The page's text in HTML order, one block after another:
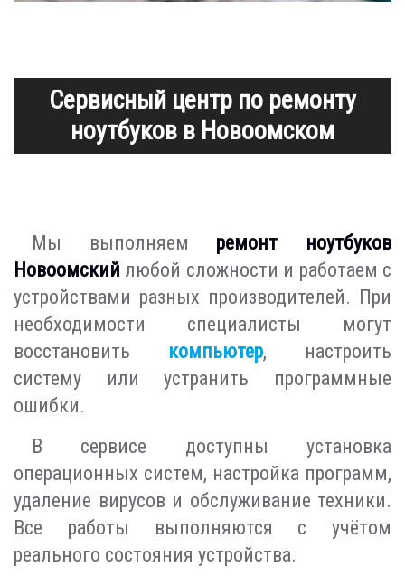
Сервисный центр по ремонту
ноутбуков в Новоомском
Мы выполняем ремонт ноутбуков
Новоомский любой сложности и работаем с
устройствами разных производителей. При
необходимости специалисты могут
восстановить компьютер, настроить
систему или устранить программные
ошибки.
В сервисе доступны установка
операционных систем, настройка программ,
удаление вирусов и обслуживание техники.
Все работы выполняются с учётом
реального состояния устройства.